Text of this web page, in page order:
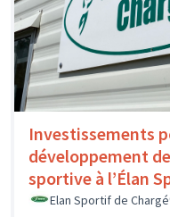
Investissements
développement
sportive à l’Élan
Elan Sportif de Chargé